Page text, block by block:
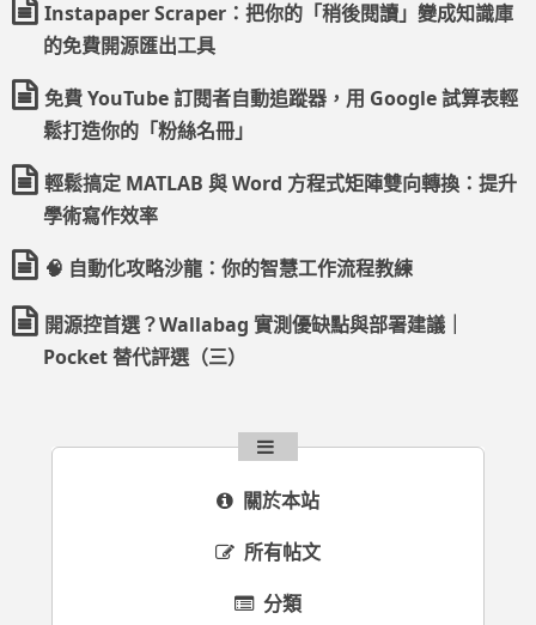
Instapaper Scraper：把你的「稍後閱讀」變成知識庫
的免費開源匯出工具
免費 YouTube 訂閱者自動追蹤器，用 Google 試算表輕
鬆打造你的「粉絲名冊」
輕鬆搞定 MATLAB 與 Word 方程式矩陣雙向轉換：提升
學術寫作效率
🧠 自動化攻略沙龍：你的智慧工作流程教練
開源控首選？Wallabag 實測優缺點與部署建議｜
Pocket 替代評選（三）
關於本站
所有帖文
分類